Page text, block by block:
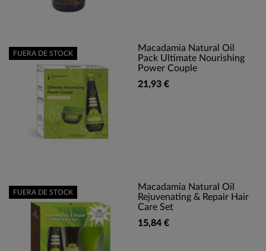
Macadamia Natural Oil
Pack Ultimate Nourishing
Power Couple
21,93 €
FUERA DE STOCK
Macadamia Natural Oil
Rejuvenating & Repair Hair
Care Set
15,84 €
FUERA DE STOCK